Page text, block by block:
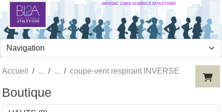
BRISSAC LOIRE AUBANCE ATHLETISME
Accueil coupe-vent respirant INVERSE
Boutique
Panneau de gestion des cookies